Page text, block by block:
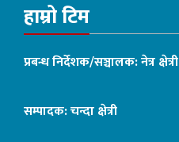
हाम्रो टिम
प्रबन्ध निर्देशक/सञ्चालक: नेत्र क्षेत्री
सम्पादक: चन्दा क्षेत्री